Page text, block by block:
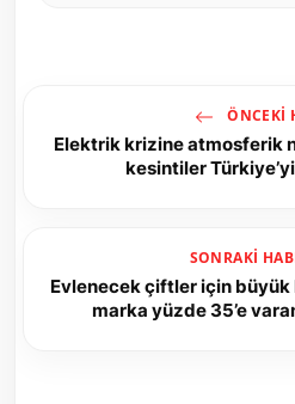
ÖNCEKI
Elektrik krizine atmosferik
kesintiler
SONRAKI
Evlenecek çiftler için büyük
marka yüzde 35’e